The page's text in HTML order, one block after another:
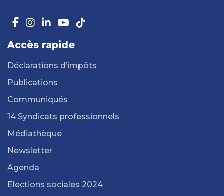
Accès rapide
Déclarations d’impôts
Publications
Communiqués
14 Syndicats professionnels
Médiathèque
Newsletter
Agenda
Elections sociales 2024